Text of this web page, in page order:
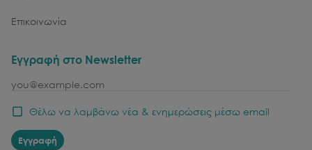
Επικοινωνία
Εγγραφή στο Newsletter
email
Θέλω να λαμβάνω νέα & ενημερώσεις μέσω email
Εγγραφή